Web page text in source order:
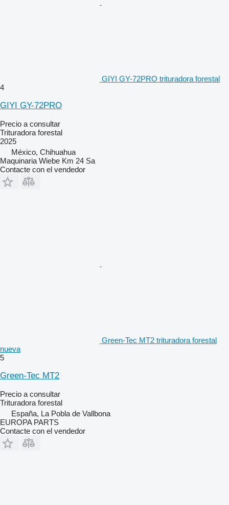
GIYI GY-72PRO trituradora forestal
4
GIYI GY-72PRO
Precio a consultar
Trituradora forestal
2025
México, Chihuahua
Maquinaria Wiebe Km 24 Sa
Contacte con el vendedor
Green-Tec MT2 trituradora forestal
nueva
5
Green-Tec MT2
Precio a consultar
Trituradora forestal
España, La Pobla de Vallbona
EUROPA PARTS
Contacte con el vendedor